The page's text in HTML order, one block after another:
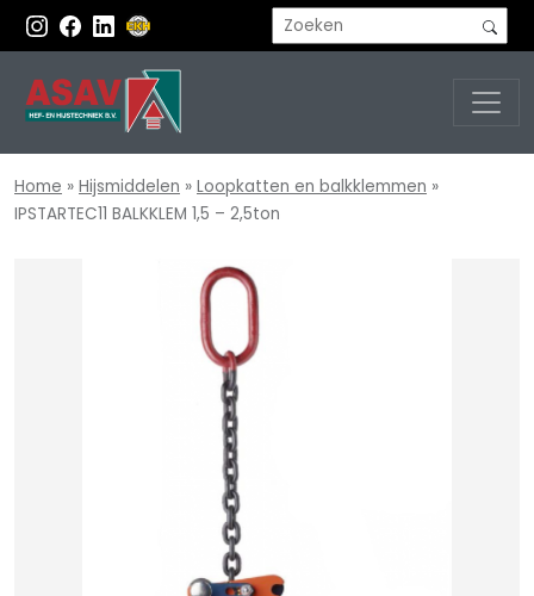
Home » Hijsmiddelen » Loopkatten en balkklemmen »
IPSTARTEC11 BALKKLEM 1,5 – 2,5ton